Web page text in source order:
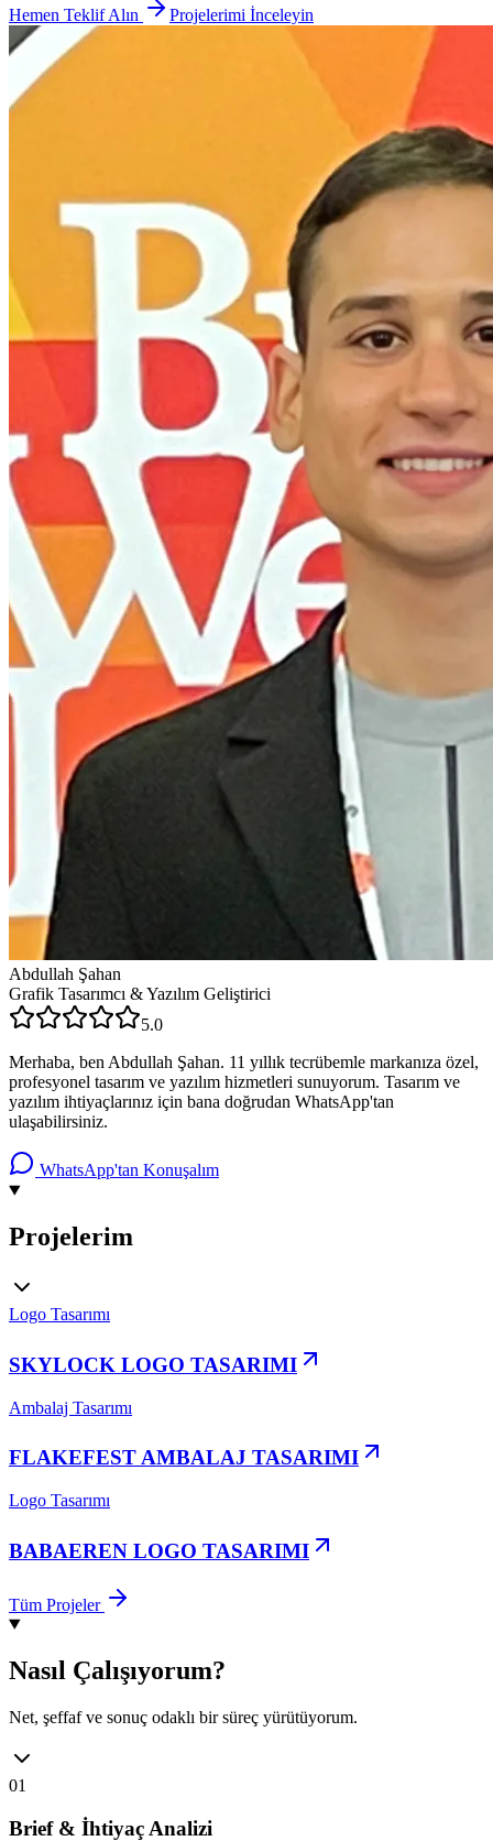
Hemen Teklif Alın Projelerimi İnceleyin
Abdullah Şahan
Grafik Tasarımcı & Yazılım Geliştirici
5.0
Merhaba, ben Abdullah Şahan. 11 yıllık tecrübemle markanıza özel,
profesyonel tasarım ve yazılım hizmetleri sunuyorum. Tasarım ve
yazılım ihtiyaçlarınız için bana doğrudan WhatsApp'tan
ulaşabilirsiniz.
WhatsApp'tan Konuşalım
Projelerim
Logo Tasarımı
SKYLOCK LOGO TASARIMI
Ambalaj Tasarımı
FLAKEFEST AMBALAJ TASARIMI
Logo Tasarımı
BABAEREN LOGO TASARIMI
Tüm Projeler
Nasıl Çalışıyorum?
Net, şeffaf ve sonuç odaklı bir süreç yürütüyorum.
01
Brief & İhtiyaç Analizi